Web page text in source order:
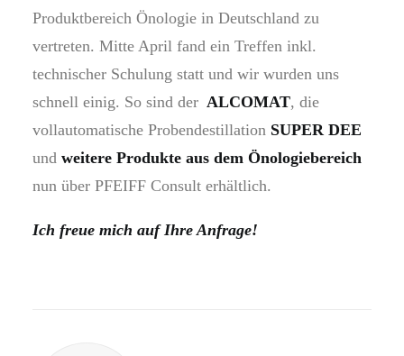
Produktbereich Önologie in Deutschland zu
vertreten. Mitte April fand ein Treffen inkl.
technischer Schulung statt und wir wurden uns
schnell einig. So sind der ALCOMAT, die
vollautomatische Probendestillation SUPER DEE
und weitere Produkte aus dem Önologiebereich
nun über PFEIFF Consult erhältlich.
Ich freue mich auf Ihre Anfrage!